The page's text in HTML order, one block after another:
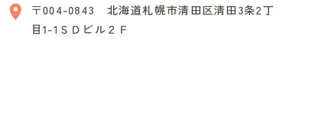
〒004-0843 北海道札幌市清田区清田3条2丁
目1-1ＳＤビル２Ｆ